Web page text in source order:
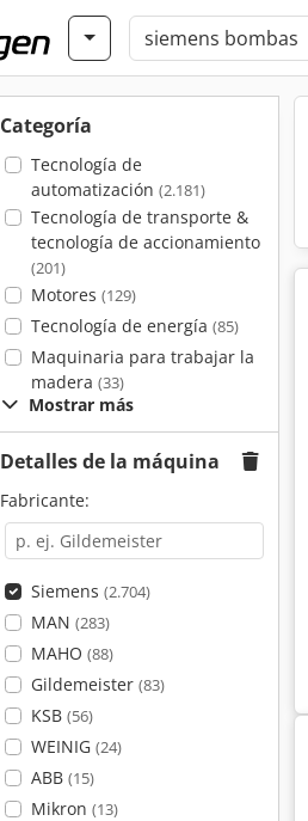
Categoría
Tecnología de
automatización (2.181)
Tecnología de transporte &
tecnología de accionamiento
(201)
Motores (129)
Tecnología de energía (85)
Maquinaria para trabajar la
madera (33)
Mostrar más
Detalles de la máquina
Fabricante:
Siemens (2.704)
MAN (283)
MAHO (88)
Gildemeister (83)
KSB (56)
WEINIG (24)
ABB (15)
Mikron (13)